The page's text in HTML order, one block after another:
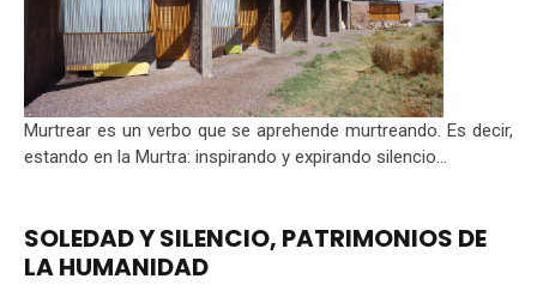
Murtrear es un verbo que se aprehende murtreando. Es decir,
estando en la Murtra: inspirando y expirando silencio...
SOLEDAD Y SILENCIO, PATRIMONIOS DE
LA HUMANIDAD